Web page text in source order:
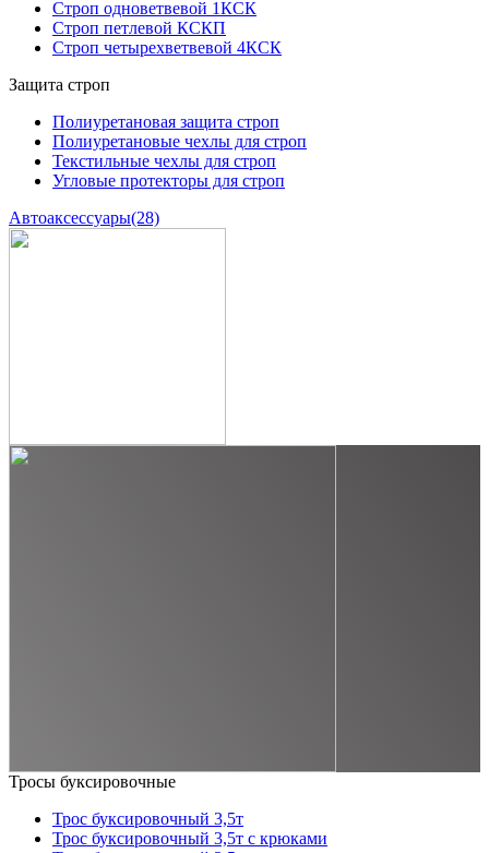
Строп одноветвевой 1КСК
Строп петлевой КСКП
Строп четырехветвевой 4КСК
Защита строп
Полиуретановая защита строп
Полиуретановые чехлы для строп
Текстильные чехлы для строп
Угловые протекторы для строп
Автоаксессуары(28)
Тросы буксировочные
Трос буксировочный 3,5т
Трос буксировочный 3,5т с крюками